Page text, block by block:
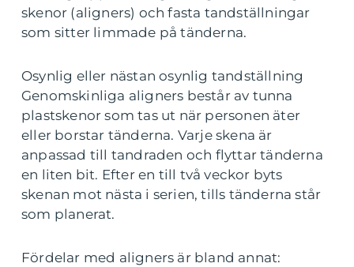
skenor (aligners) och fasta tandställningar
som sitter limmade på tänderna.
Osynlig eller nästan osynlig tandställning
Genomskinliga aligners består av tunna
plastskenor som tas ut när personen äter
eller borstar tänderna. Varje skena är
anpassad till tandraden och flyttar tänderna
en liten bit. Efter en till två veckor byts
skenan mot nästa i serien, tills tänderna står
som planerat.
Fördelar med aligners är bland annat: